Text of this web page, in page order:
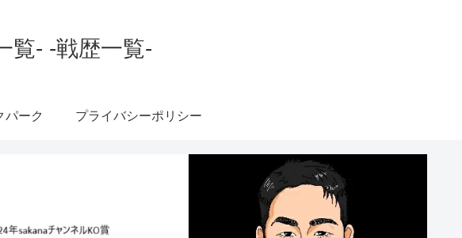
- -戦歴一覧-
パーク プライバシーポリシー